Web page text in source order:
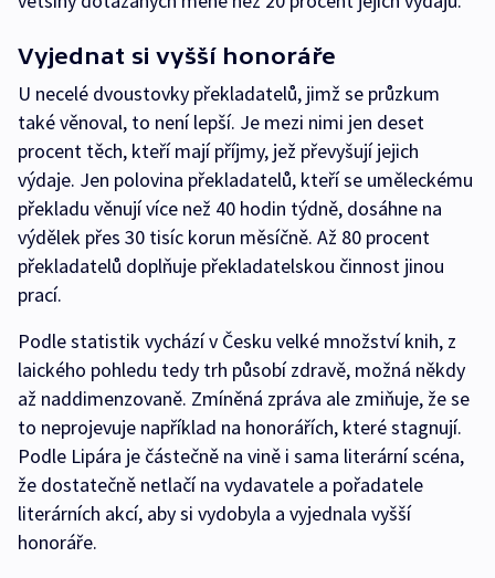
Vyjednat si vyšší honoráře
U necelé dvoustovky překladatelů, jimž se průzkum
také věnoval, to není lepší. Je mezi nimi jen deset
procent těch, kteří mají příjmy, jež převyšují jejich
výdaje. Jen polovina překladatelů, kteří se uměleckému
překladu věnují více než 40 hodin týdně, dosáhne na
výdělek přes 30 tisíc korun měsíčně. Až 80 procent
překladatelů doplňuje překladatelskou činnost jinou
prací.
Podle statistik vychází v Česku velké množství knih, z
laického pohledu tedy trh působí zdravě, možná někdy
až naddimenzovaně. Zmíněná zpráva ale zmiňuje, že se
to neprojevuje například na honorářích, které stagnují.
Podle Lipára je částečně na vině i sama literární scéna,
že dostatečně netlačí na vydavatele a pořadatele
literárních akcí, aby si vydobyla a vyjednala vyšší
honoráře.